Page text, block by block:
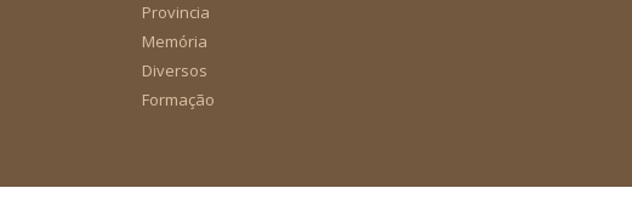
Provincia
Memória
Diversos
Formação